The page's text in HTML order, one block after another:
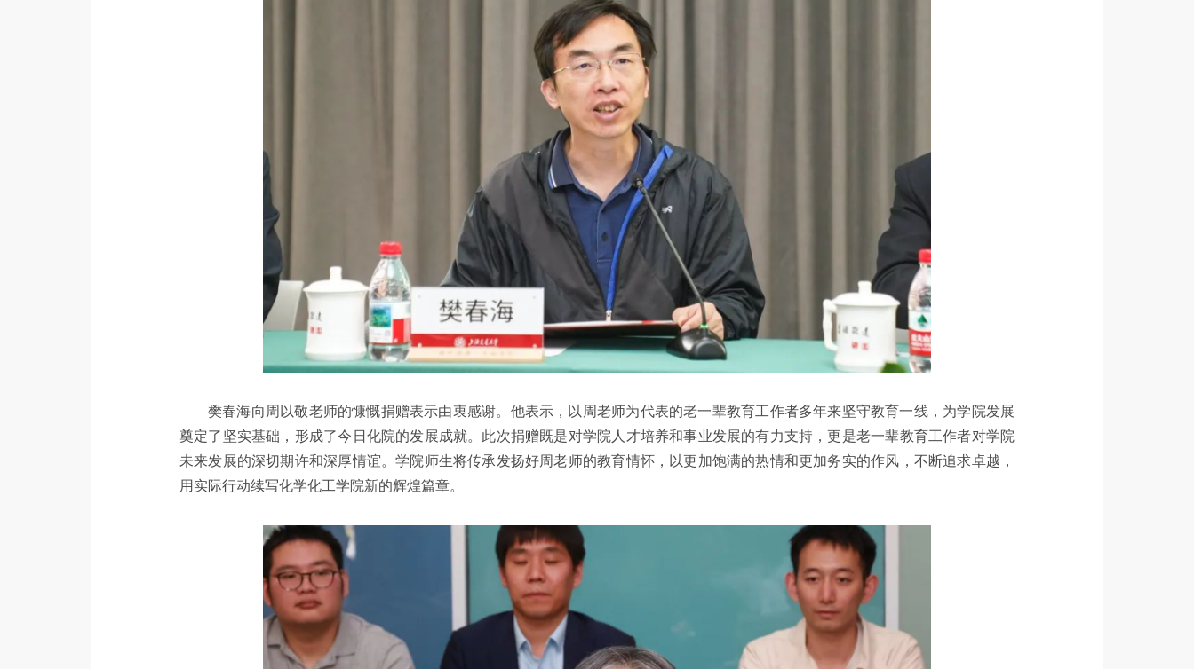
樊春海向周以敬老师的慷慨捐赠表示由衷感谢。他表示，以周老师为代表的老一辈教育工作者多年来坚守教育一线，为学院发展
奠定了坚实基础，形成了今日化院的发展成就。此次捐赠既是对学院人才培养和事业发展的有力支持，更是老一辈教育工作者对学院
未来发展的深切期许和深厚情谊。学院师生将传承发扬好周老师的教育情怀，以更加饱满的热情和更加务实的作风，不断追求卓越，
用实际行动续写化学化工学院新的辉煌篇章。